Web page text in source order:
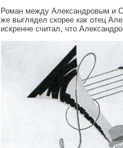
Роман между Александровым и
же выглядел скорее как отец
искренне считал, что